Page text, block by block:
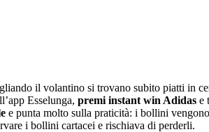
il volantino si trovano subito piatti in
Esselunga, premi instant win Adidas e
e punta molto sulla praticità: i bollini
i bollini cartacei e rischiava di perderli.